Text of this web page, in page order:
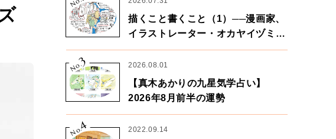
描くこと書くこと（1）──漫画家、
イラストレーター・オカヤイヅミさ
ん×漫画家・鶴谷香央理さん
No.
3 2026.08.01
【真木あかりの九星気学占い】
2026年8月前半の運勢
No.
4 2022.09.14